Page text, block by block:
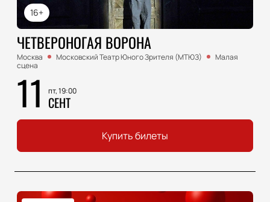
16+
ЧЕТВЕРОНОГАЯ ВОРОНА
Москва Московский Театр Юного Зрителя (МТЮЗ)
Малая
сцена
11 пт, 19:00
СЕНТ
Купить билеты